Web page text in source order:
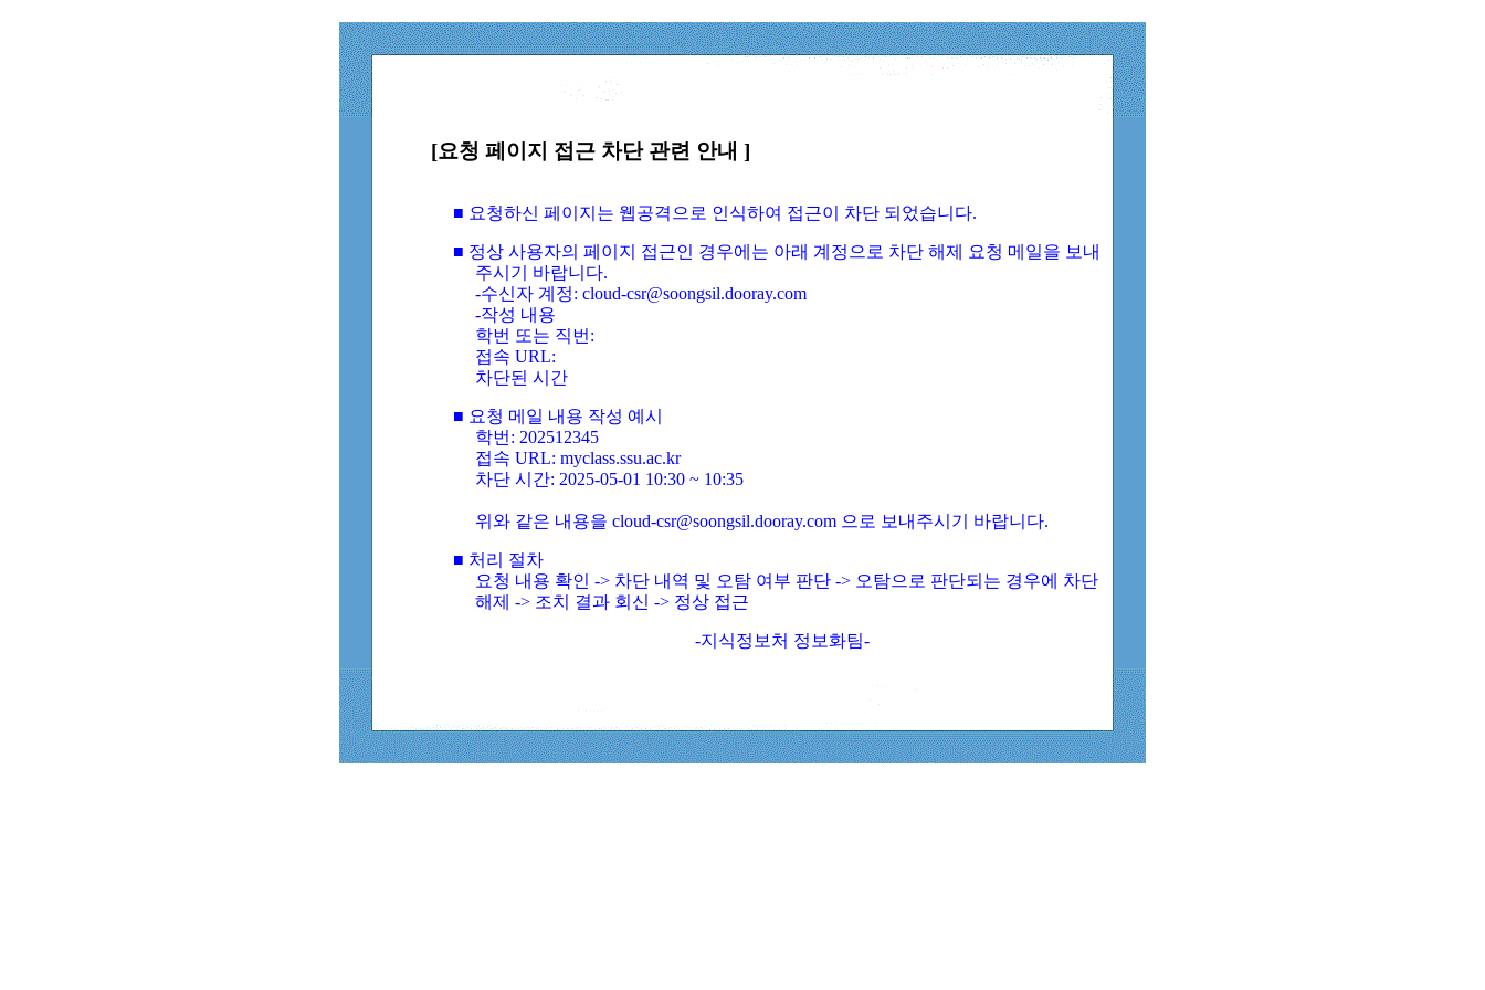
[요청 페이지 접근 차단 관련 안내 ]
■ 요청하신 페이지는 웹공격으로 인식하여 접근이 차단 되었습니다.
■ 정상 사용자의 페이지 접근인 경우에는 아래 계정으로 차단 해제 요청 메일을 보내
주시기 바랍니다.
-수신자 계정: cloud-csr@soongsil.dooray.com
-작성 내용
학번 또는 직번:
접속 URL:
차단된 시간
■ 요청 메일 내용 작성 예시
학번: 202512345
접속 URL: myclass.ssu.ac.kr
차단 시간: 2025-05-01 10:30 ~ 10:35
위와 같은 내용을 cloud-csr@soongsil.dooray.com 으로 보내주시기 바랍니다.
■ 처리 절차
요청 내용 확인 -> 차단 내역 및 오탐 여부 판단 -> 오탐으로 판단되는 경우에 차단
해제 -> 조치 결과 회신 -> 정상 접근
-지식정보처 정보화팀-